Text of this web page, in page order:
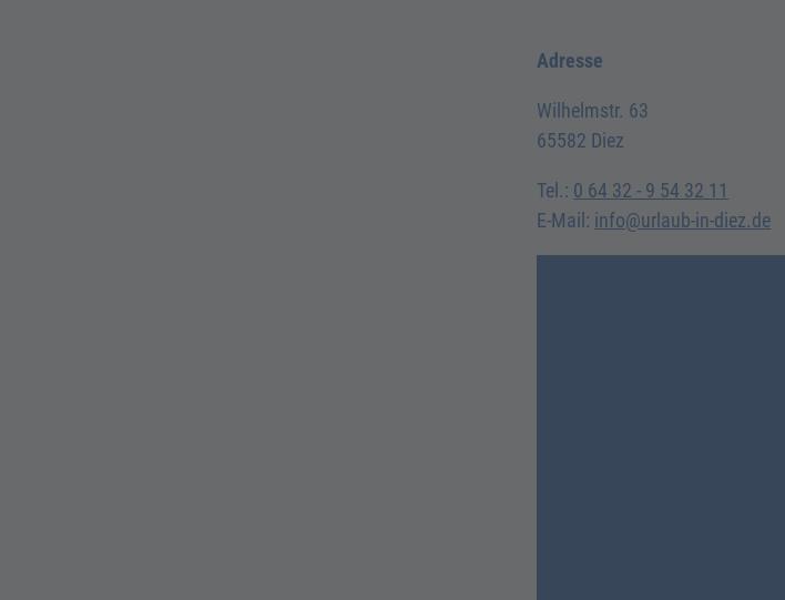
Adresse
Wilhelmstr. 63
65582 Diez
Tel.: 0 64 32 - 9 54 32 11
E-Mail: info@urlaub-in-diez.de